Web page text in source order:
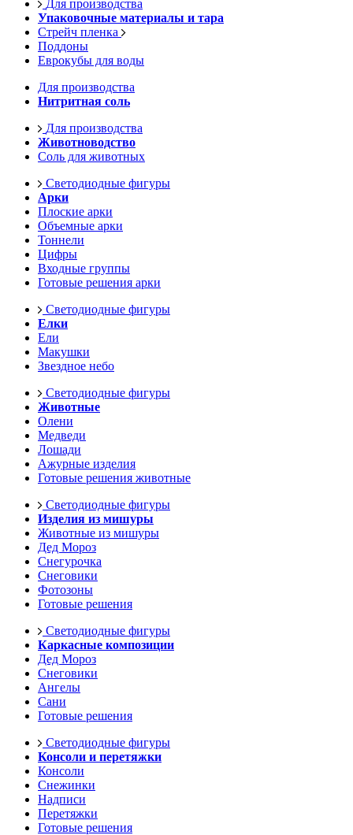
Для производства
Упаковочные материалы и тара
Стрейч пленка
Поддоны
Еврокубы для воды
Для производства
Нитритная соль
Для производства
Животноводство
Соль для животных
Светодиодные фигуры
Арки
Плоские арки
Объемные арки
Тоннели
Цифры
Входные группы
Готовые решения арки
Светодиодные фигуры
Елки
Ели
Макушки
Звездное небо
Светодиодные фигуры
Животные
Олени
Медведи
Лошади
Ажурные изделия
Готовые решения животные
Светодиодные фигуры
Изделия из мишуры
Животные из мишуры
Дед Мороз
Снегурочка
Снеговики
Фотозоны
Готовые решения
Светодиодные фигуры
Каркасные композиции
Дед Мороз
Снеговики
Ангелы
Сани
Готовые решения
Светодиодные фигуры
Консоли и перетяжки
Консоли
Снежинки
Надписи
Перетяжки
Готовые решения